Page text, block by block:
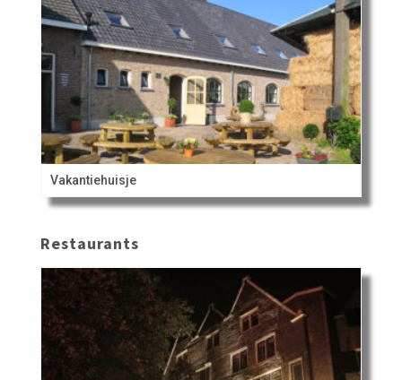
Vakantiehuisje
Restaurants